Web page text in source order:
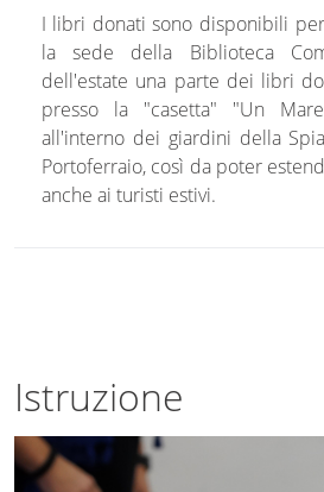
I libri donati sono disponibili
la sede della Biblioteca
dell'estate una parte dei libri
presso la "casetta" "Un
all'interno dei giardini della
Portoferraio, così da poter
anche ai turisti estivi.
Istruzione